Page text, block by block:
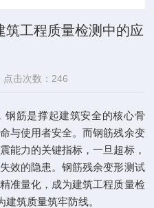
筑工程质量检测中的应
点击次数：246
筋是撑起建筑安全的核心骨
与使用者安全。而钢筋残余变
能力的关键指标，一旦超标，
效的隐患。钢筋残余变形测试
准量化，成为建筑工程质量检
建筑质量筑牢防线。